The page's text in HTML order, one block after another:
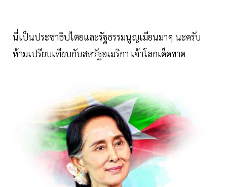
นี่เป็นประชาธิปไตยและรัฐธรรมนูญเมียนมาๆ นะครับ
ห้ามเปรียบเทียบกับสหรัฐอเมริกา เจ้าโลกเด็ดขาด